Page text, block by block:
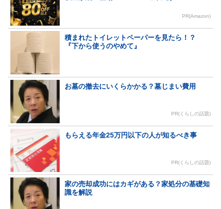
PR(Amazon)
積まれたトイレットペーパーを見たら！？
『下から使うのやめて』
お墓の撤去にいくらかかる？墓じまい費用
PR(くらしの話題)
もらえる年金25万円以下の人が知るべき事
PR(くらしの話題)
家の売却成功にはカギがある？家処分の基礎知
識を解説